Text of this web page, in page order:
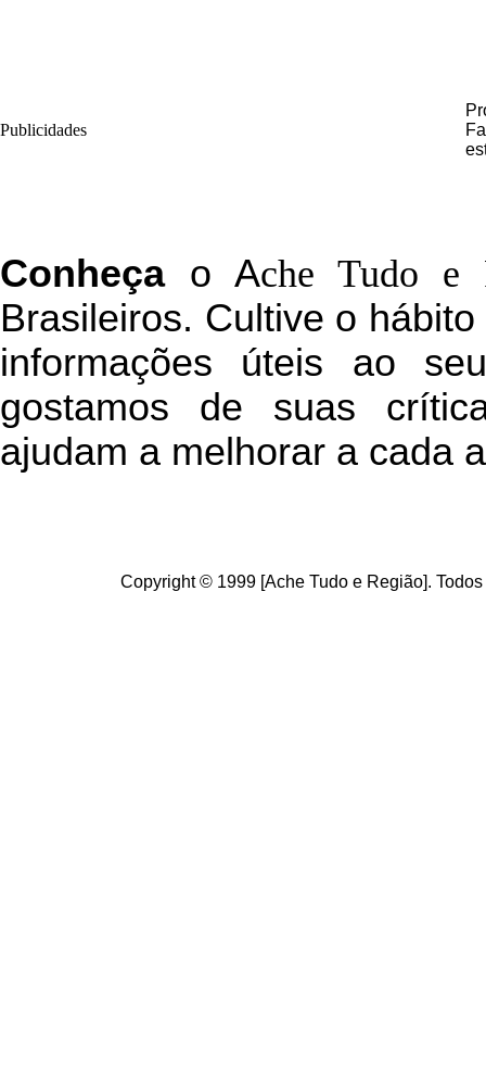
Publicidades
Conheçao Ache Tudo e
Brasileiros. Cultive o
informações úteis ao
gostamos de suas
ajudam a melhorar a cada
Copyright © 1999 [Ache Tudo e Região].